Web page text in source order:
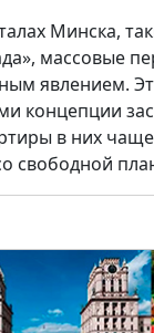
Минска,
массовые
явлением.
концепции
в них
свободной